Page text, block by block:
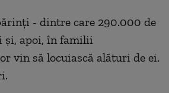
- dintre care 290.000 de
apoi, în familii
vin să locuiască alături de ei.